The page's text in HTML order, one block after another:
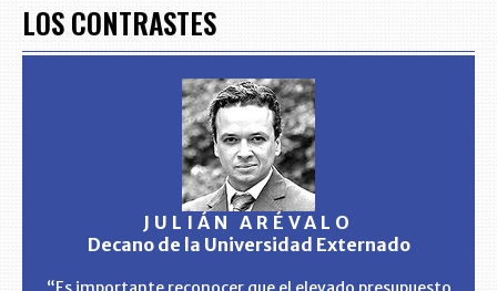
LOS CONTRASTES
JULIÁN ARÉVALO
Decano de la Universidad Externado